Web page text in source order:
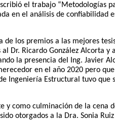
el trabajo “Metodologías
en el análisis de confiabilidad
de los premios a las mejores
al Dr. Ricardo González Alcorta y
la presencia del Ing. Javier
en el año 2020 pero
Ingeniería Estructural tuvo que
y como culminación de la cena
otorgados a la Dra. Sonia